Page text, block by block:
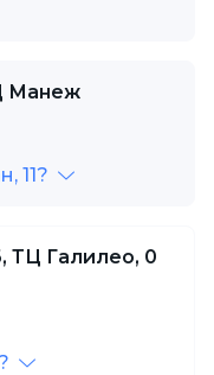
Манеж
11?
ТЦ Галилео, 0